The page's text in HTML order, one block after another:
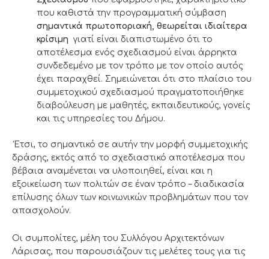
που καθιστά την προγραμματική σύμβαση
σημαντικά πρωτοποριακή, θεωρείται ιδιαίτερα
κρίσιμη γιατί είναι διαπιστωμένο ότι το
αποτέλεσμα ενός σχεδιασμού είναι άρρηκτα
συνδεδεμένο με τον τρόπο με τον οποίο αυτός
έχει παραχθεί. Σημειώνεται ότι στο πλαίσιο του
συμμετοχικού σχεδιασμού πραγματοποιήθηκε
διαβούλευση με μαθητές, εκπαιδευτικούς, γονείς
και τις υπηρεσίες του Δήμου.
Έτσι, το σημαντικό σε αυτήν την μορφή συμμετοχικής
δράσης, εκτός από το σχεδιαστικό αποτέλεσμα που
βέβαια αναμένεται να υλοποιηθεί, είναι και η
εξοικείωση των πολιτών σε έναν τρόπο – διαδικασία
επίλυσης όλων των κοινωνικών προβλημάτων που τον
απασχολούν.
Οι συμπολίτες, μέλη του Συλλόγου Αρχιτεκτόνων
Λάρισας, που παρουσιάζουν τις μελέτες τους για τις